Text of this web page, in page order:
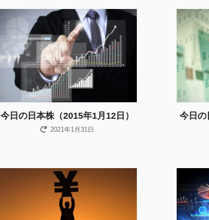
今日の日本株（2015年1月12日）
2021年1月31日
今日の